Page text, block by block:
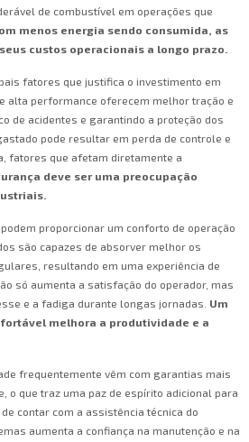
de combustível em operações que
menos energia sendo consumida, as
custos operacionais a longo prazo.
fatores que justifica o investimento em
alta performance oferecem melhor tração e
de acidentes e garantindo a proteção dos
pode resultar em perda de controle e
fatores que afetam diretamente a
deve ser uma preocupação
proporcionar um conforto de operação
são capazes de absorver melhor os
resultando em uma experiência de
só aumenta a satisfação do operador, mas
e a fadiga durante longas jornadas. Um
melhora a produtividade e a
frequentemente vêm com garantias mais
o que traz uma paz de espírito adicional para
contar com a assistência técnica do
aumenta a confiança na manutenção e na